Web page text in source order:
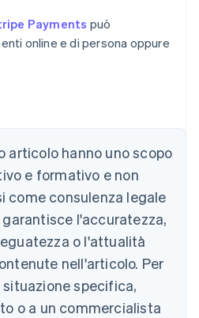
Payments può
online e di persona oppure
articolo hanno uno scopo
e formativo e non
come consulenza legale
l'accuratezza,
o l'attualità
nell'articolo. Per
specifica,
o a un commercialista
English